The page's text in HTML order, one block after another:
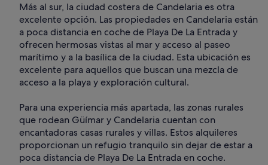
Más al sur, la ciudad costera de Candelaria es otra
excelente opción. Las propiedades en Candelaria están
a poca distancia en coche de Playa De La Entrada y
ofrecen hermosas vistas al mar y acceso al paseo
marítimo y a la basílica de la ciudad. Esta ubicación es
excelente para aquellos que buscan una mezcla de
acceso a la playa y exploración cultural.
Para una experiencia más apartada, las zonas rurales
que rodean Güímar y Candelaria cuentan con
encantadoras casas rurales y villas. Estos alquileres
proporcionan un refugio tranquilo sin dejar de estar a
poca distancia de Playa De La Entrada en coche.